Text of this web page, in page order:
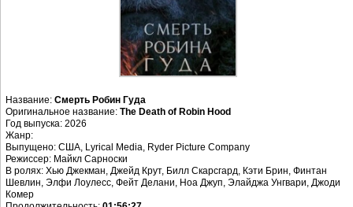
Название: Смерть Робин Гуда
Оригинальное название: The Death of Robin Hood
Год выпуска: 2026
Жанр:
Выпущено: США, Lyrical Media, Ryder Picture Company
Режиссер: Майкл Сарноски
В ролях: Хью Джекман, Джейд Крут, Билл Скарсгард, Кэти Брин, Финтан
Шевлин, Элфи Лоулесс, Фейт Делани, Ноа Джуп, Элайджа Унгвари, Джоди
Комер